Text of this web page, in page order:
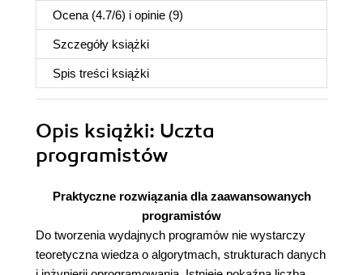
Ocena (4.7/6) i opinie (9)
Szczegóły książki
Spis treści książki
Opis książki: Uczta
programistów
Praktyczne rozwiązania dla zaawansowanych
programistów
Do tworzenia wydajnych programów nie wystarczy
teoretyczna wiedza o algorytmach, strukturach danych